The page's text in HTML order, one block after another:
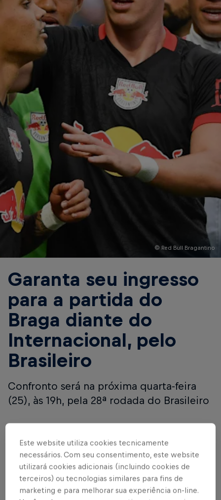
© Red Bull Bragantino
Garanta seu ingresso
para a partida do
Braga diante do
Internacional, pelo
Brasileiro
Confronto será na próxima quarta-feira
(25), às 19h, pela 28ª rodada do Brasileiro
Índice
Este website utiliza cookies tecnicamente
necessários. Com seu consentimento, este website
utilizará cookies adicionais (incluindo cookies de
terceiros) ou tecnologias similares para fins de
marketing e para melhorar sua experiência on-line.